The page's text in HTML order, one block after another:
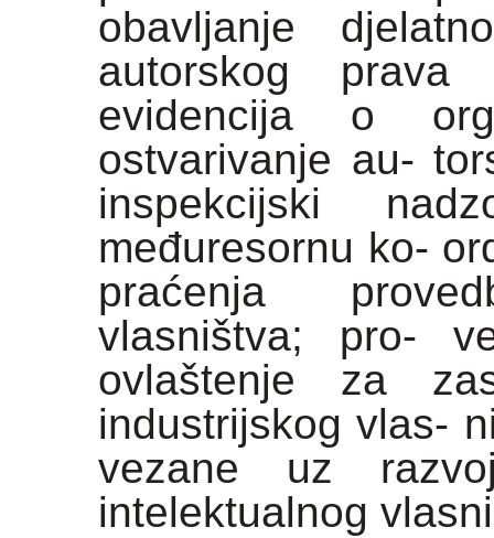
obavljanje
autorskog
evidencija o
ostvarivanje au-
inspekcijski
međuresornu ko-
praćenja
vlasništva; pro-
ovlaštenje za
industrijskog vlas-
vezane uz
intelektualnog